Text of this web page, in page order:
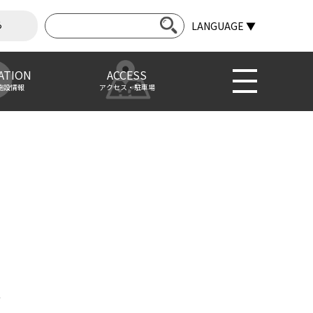
LANGUAGE ▼
設情報
ACCESS
アクセス・駐車場